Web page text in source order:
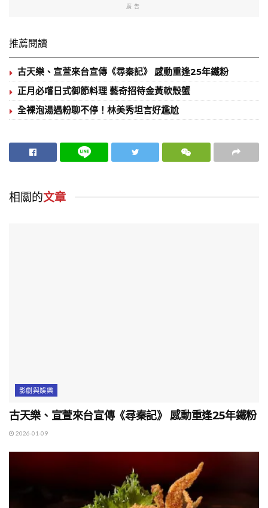
廣告
推薦閱讀
古天樂、宣萱來台宣傳《尋秦記》 感動重逢25年鐵粉
正月必嚐日式御節料理 藝奇招待金黃軟殼蟹
全裸泡湯遇粉聊不停！林美秀坦言好尷尬
相關的文章
影劇與娛樂
古天樂、宣萱來台宣傳《尋秦記》 感動重逢25年鐵粉
2026-01-09